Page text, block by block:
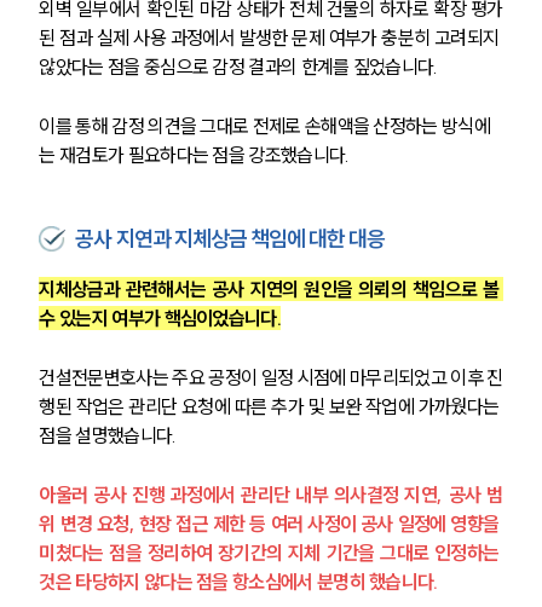
외벽 일부에서 확인된 마감 상태가 전체 건물의 하자로 확장 평가
된 점과 실제 사용 과정에서 발생한 문제 여부가 충분히 고려되지
않았다는 점을 중심으로 감정 결과의 한계를 짚었습니다.
이를 통해 감정 의견을 그대로 전제로 손해액을 산정하는 방식에
는 재검토가 필요하다는 점을 강조했습니다.
공사 지연과 지체상금 책임에 대한 대응
지체상금과 관련해서는 공사 지연의 원인을 의뢰의 책임으로 볼
수 있는지 여부가 핵심이었습니다.
건설전문변호사는 주요 공정이 일정 시점에 마무리되었고 이후 진
행된 작업은 관리단 요청에 따른 추가 및 보완 작업에 가까웠다는
점을 설명했습니다.
아울러 공사 진행 과정에서 관리단 내부 의사결정 지연, 공사 범
위 변경 요청, 현장 접근 제한 등 여러 사정이 공사 일정에 영향을
미쳤다는 점을 정리하여 장기간의 지체 기간을 그대로 인정하는
것은 타당하지 않다는 점을 항소심에서 분명히 했습니다.